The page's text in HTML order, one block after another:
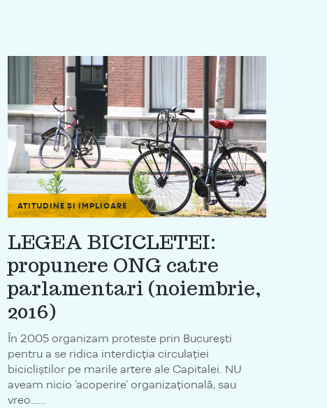
ATITUDINE ȘI IMPLICARE
LEGEA BICICLETEI:
propunere ONG catre
parlamentari (noiembrie,
2016)
În 2005 organizam proteste prin București
pentru a se ridica interdicția circulației
bicicliștilor pe marile artere ale Capitalei. NU
aveam nicio 'acoperire' organizațională, sau
vreo…...